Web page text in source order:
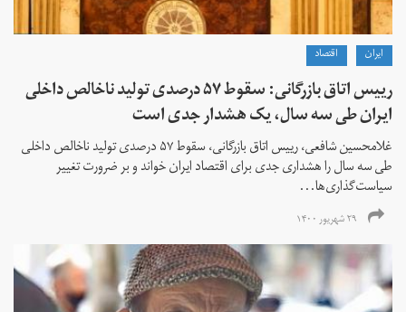
ايران اقتصاد
رییس اتاق بازرگانی: سقوط ۵۷ درصدی تولید ناخالص داخلی
ایران طی سه سال، یک هشدار جدی است
غلامحسین شافعی، رییس اتاق بازرگانی، سقوط ۵۷ درصدی تولید ناخالص داخلی
طی سه سال را هشداری جدی برای اقتصاد ایران خواند و بر ضرورت تغییر
سیاست‌گذاری‌ها...
۲۹ شهریور ۱۴۰۰